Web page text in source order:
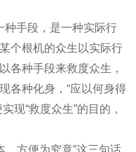
手段，是一种实际行
个根机的众生以实际行
以各种手段来救度众生，
各种化身，“应以何身得
现“救度众生”的目的，
方便为究竟”这三句话